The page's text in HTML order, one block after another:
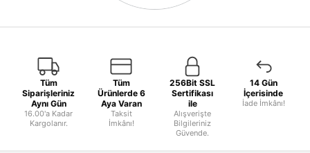
Tüm
Siparişleriniz
Aynı Gün
16.00'a Kadar
Kargolanır.
Tüm
Ürünlerde 6
Aya Varan
Taksit
İmkânı!
256Bit SSL
Sertifikası
ile
Alışverişte
Bilgileriniz
Güvende.
14 Gün
İçerisinde
İade İmkânı!